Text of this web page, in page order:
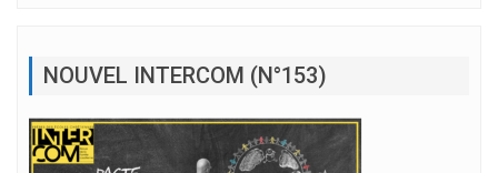
NOUVEL INTERCOM (N°153)